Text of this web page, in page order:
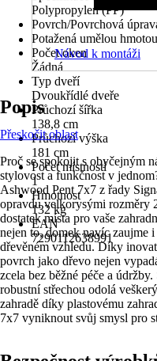
Polypropylen (PP)
Povrch/Povrchová
Potažená umělou hmotou
Počet oken
Žádná
Typ dveří
Dvoukřídlé dveře
Průchozí šířka
138,8 cm
Průchozí výška
181 cm
Počet místností
1
Hmotnost
132 kg
EAN
7290112638991
Návod k montáži
Popis
Přeskočit oblast
Proč se spokojit s obyčejným
stylovost a funkčnost v
Ashwood Pent 7x7 z řady
opravdu velkorysými rozměry
dostatek místa pro vaše
nejen to, domek navíc zaujme
dřevěném vzhledu. Díky
povrch jako dřevo nejen
zcela bez běžné péče a
robustní střechou odolá
zahradě díky plastovému
7x7 vyniknout svůj smysl pro